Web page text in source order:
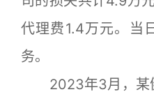
代理费1.4万元。当
务。
2023年3月，某